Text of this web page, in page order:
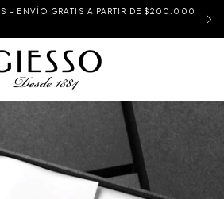
- ENVÍO GRATIS A PARTIR DE $200.000